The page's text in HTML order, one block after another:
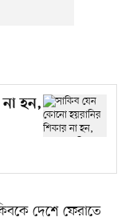
হন,
দেশে ফেরাতে